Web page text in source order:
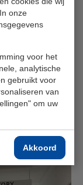
onze
voor het
analytische
gebruikt voor
van
om uw
Akkoord